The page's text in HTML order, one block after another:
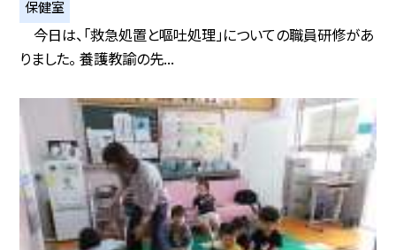
保健室
今日は、「救急処置と嘔吐処理」についての職員研修があ
りました。 養護教諭の先...